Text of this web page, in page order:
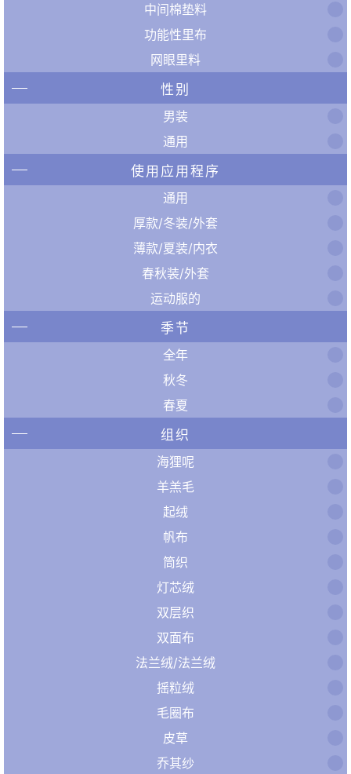
中间棉垫料
功能性里布
网眼里料
性别
男装
通用
使用应用程序
通用
厚款/冬装/外套
薄款/夏装/内衣
春秋装/外套
运动服的
季节
全年
秋冬
春夏
组织
海狸呢
羊羔毛
起绒
帆布
筒织
灯芯绒​
双层织
双面布
法兰绒/法兰绒
摇粒绒
毛圈布
皮草
乔其纱